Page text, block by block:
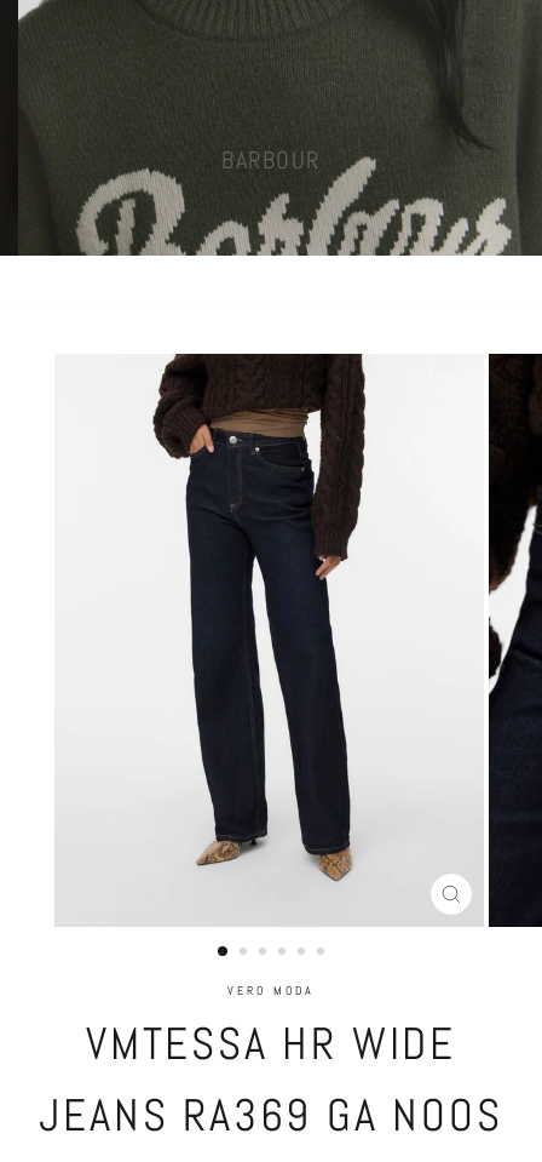
BARBOUR
KLIKK HER
LUKK
(ESC)
VERO MODA
VMTESSA HR WIDE
JEANS RA369 GA NOOS